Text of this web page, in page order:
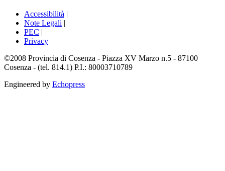
Accessibilità |
Note Legali |
PEC |
Privacy
©2008 Provincia di Cosenza - Piazza XV Marzo n.5 - 87100
Cosenza - (tel. 814.1) P.I.: 80003710789
Engineered by Echopress